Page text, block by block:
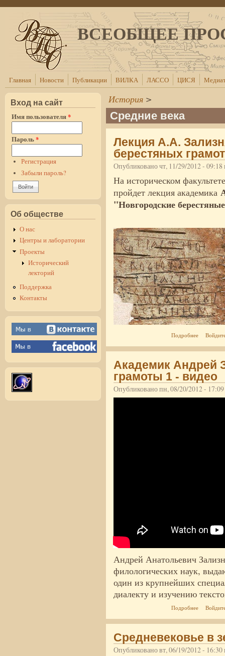
Перейти к основному содержанию
ВСЕОБЩЕЕ
Главная Новости Публикации ВИЛКА ЛАССО ЦИСЯ
Вход на сайт
Имя пользователя*
Пароль*
Регистрация
Забыли пароль?
Об обществе
О нас
Центры и лаборатории
Проекты
Исторический
лекторий
Поддержка
Контакты
История >
Средние века
Лекция А.А.
берестяных
Опубликовано чт, 11/29/2012 - 09:18
На историческом
пройдет лекция академика
"Новгородские
Подробнее о Лекция
Академик Андрей
грамоты 1 - видео
Опубликовано пн, 08/20/2012 -
Андрей Анатольевич
филологических наук,
один из крупнейших
диалекту и изучению
Подробнее о
Средневековье в
Опубликовано вт, 06/19/2012 - 16:30